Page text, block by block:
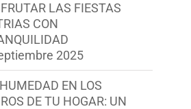
LAS FIESTAS
CON
2025
EN LOS
DE TU HOGAR: UN